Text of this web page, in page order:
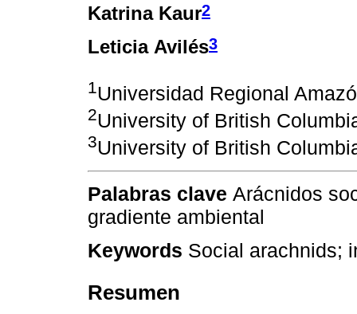
Katrina Kaur2
Leticia Avilés3
1Universidad Regional
2University of British
3University of British
Palabras clave Arácnidos
gradiente ambiental
Keywords Social arachnids;
Resumen